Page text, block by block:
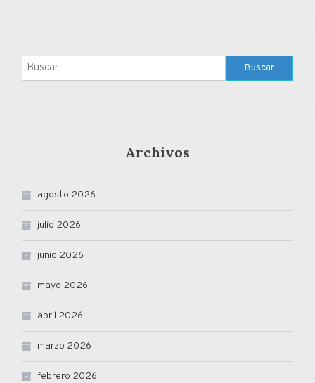
Buscar:
Archivos
agosto 2026
julio 2026
junio 2026
mayo 2026
abril 2026
marzo 2026
febrero 2026